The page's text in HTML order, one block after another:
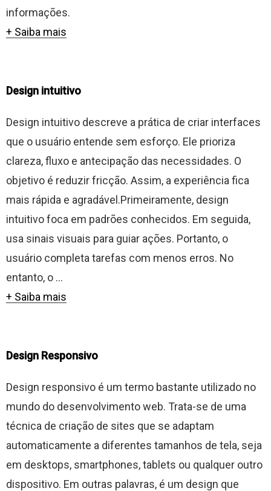
informações.
+ Saiba mais
Design intuitivo
Design intuitivo descreve a prática de criar interfaces
que o usuário entende sem esforço. Ele prioriza
clareza, fluxo e antecipação das necessidades. O
objetivo é reduzir fricção. Assim, a experiência fica
mais rápida e agradável.Primeiramente, design
intuitivo foca em padrões conhecidos. Em seguida,
usa sinais visuais para guiar ações. Portanto, o
usuário completa tarefas com menos erros. No
entanto, o ...
+ Saiba mais
Design Responsivo
Design responsivo é um termo bastante utilizado no
mundo do desenvolvimento web. Trata-se de uma
técnica de criação de sites que se adaptam
automaticamente a diferentes tamanhos de tela, seja
em desktops, smartphones, tablets ou qualquer outro
dispositivo. Em outras palavras, é um design que